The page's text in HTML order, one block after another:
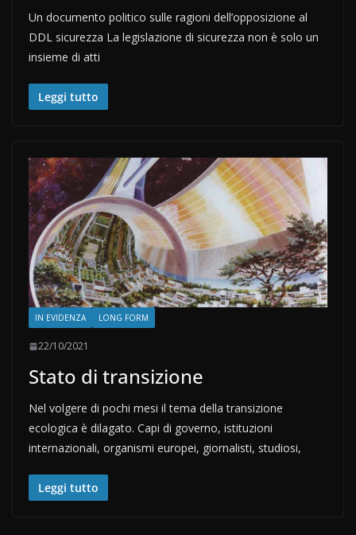
Un documento politico sulle ragioni dell’opposizione al
DDL sicurezza La legislazione di sicurezza non è solo un
insieme di atti
Leggi tutto
IN EVIDENZA LONG FORM
22/10/2021
Stato di transizione
Nel volgere di pochi mesi il tema della transizione
ecologica è dilagato. Capi di governo, istituzioni
internazionali, organismi europei, giornalisti, studiosi,
Leggi tutto